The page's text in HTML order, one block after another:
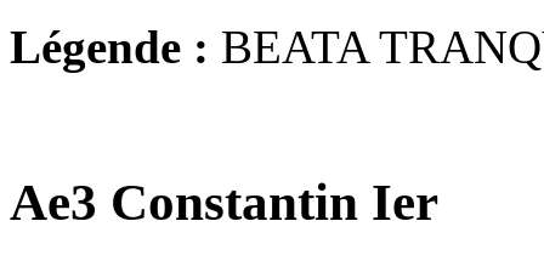
Légende : BEATA
Ae3 Constantin Ier